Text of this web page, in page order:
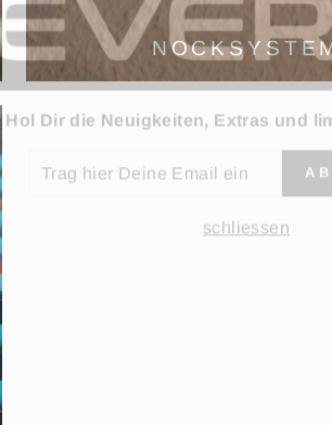
Hol Dir die Neuigkeiten, Extras und
schliessen